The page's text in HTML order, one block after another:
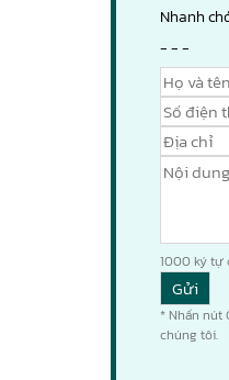
Nhanh
- - -
1000 ký tự
* Nhấn nút
chúng tôi.